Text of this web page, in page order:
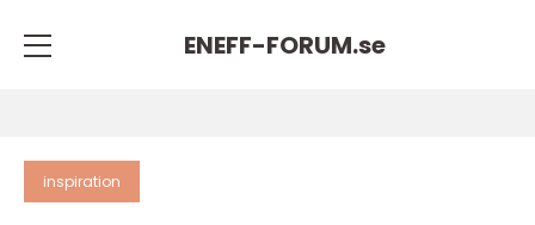
ENEFF-FORUM.se
inspiration